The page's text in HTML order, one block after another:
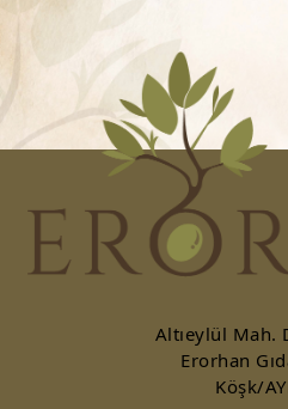
Altıeylül Mah.
Erorhan
Köşk/